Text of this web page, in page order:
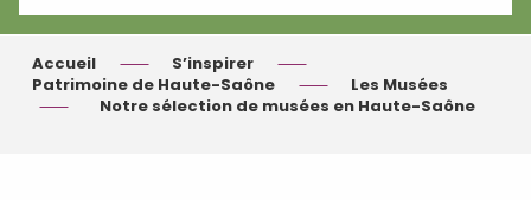
Accueil
S’inspirer
Patrimoine de Haute-Saône
Les Musées
Notre sélection de musées en Haute-Saône